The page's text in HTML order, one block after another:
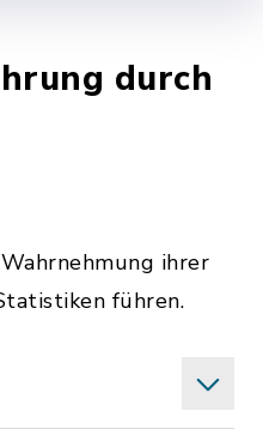
durch
ihrer
führen.